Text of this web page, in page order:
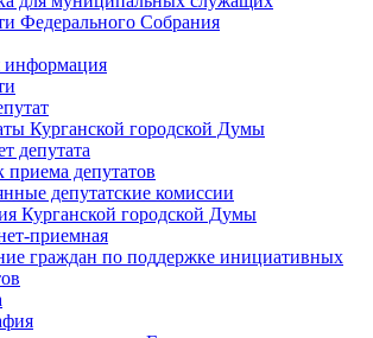
Федерального Cобрания
Курганской городской Думы
депутата
приема депутатов
депутатские комиссии
Курганской городской Думы
приемная
граждан по поддержке инициативных